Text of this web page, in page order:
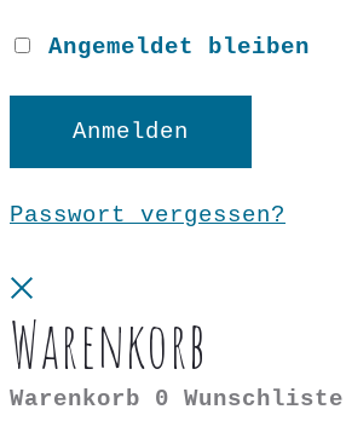
Angemeldet bleiben
Anmelden
Passwort vergessen?
Warenkorb
Warenkorb 0 Wunschliste